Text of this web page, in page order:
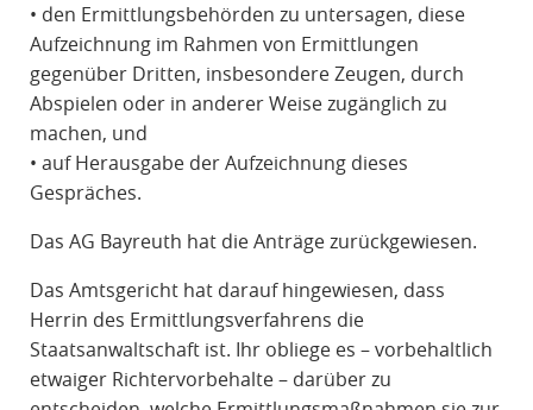
• den Ermittlungsbehörden zu untersagen, diese
Aufzeichnung im Rahmen von Ermittlungen
gegenüber Dritten, insbesondere Zeugen, durch
Abspielen oder in anderer Weise zugänglich zu
machen, und
• auf Herausgabe der Aufzeichnung dieses
Gespräches.
Das AG Bayreuth hat die Anträge zurückgewiesen.
Das Amtsgericht hat darauf hingewiesen, dass
Herrin des Ermittlungsverfahrens die
Staatsanwaltschaft ist. Ihr obliege es – vorbehaltlich
etwaiger Richtervorbehalte – darüber zu